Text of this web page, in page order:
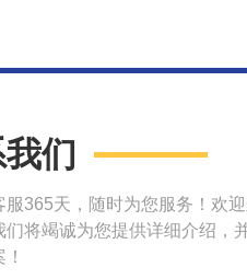
们
服365天，随时为您服务！欢
们将竭诚为您提供详细介绍，